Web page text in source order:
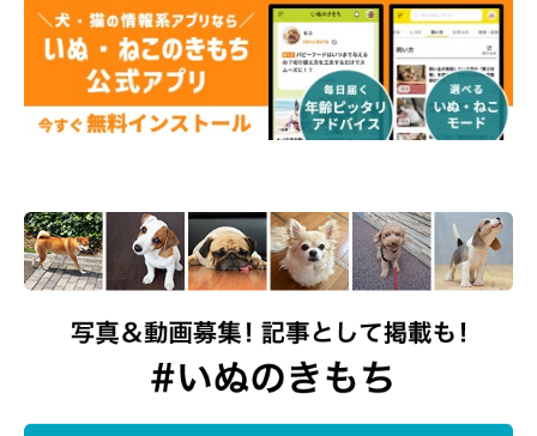
犬 まったく動く気のない“落ち姿”にクスッと
する！
紹介するのは、X（旧Twitter）ユーザー@fuku_shiba29さんが「朝
から庭にお犬様が落ちてます」と投稿していた写真。リードをつけ
たまま庭でゴロンと“ヘソ天”をしている愛犬・福ちゃん（撮影時6
才／柴犬）が写っています。飼い主さんによると、とある朝の出勤
前の光景だそう。散歩から帰ってきた福ちゃんは庭で座り込んでし
まい、挙げ句の果てに寝転がって“拒否柴”をしていたのだとか！
関連記事:
ひなたぼっこ中の柴犬の『最高のニコニコ顔』
年11月に「なんてかわいい笑顔」と投稿していた写真。玄関先でひ
なたぼっこをしながら、ニコニコ笑顔を見せている愛犬・福ちゃん
（撮影時5才／柴犬）が写っています。見ているこちらまで釣られ
て笑顔になってしまうような、最高の笑顔を見せる福ちゃんについ
て、飼い主さんに話を聞きました。
関連記事:
朝の散歩後の「足拭き中」に、抱っこされたま
ま寝てしまう犬 毎回見られる「されるがま
ま」な姿にキュン！
紹介するのは、X（旧Twitter）ユーザー@fuku_shiba29さんが投稿
していた、こちらの写真。そこには、飼い主さんの腕の中で目を閉
じ、気持ちよさそうにしている愛犬・福ちゃん（撮影時5才／柴
犬）の姿が写っています。のんびりまったりタイムに撮影した写真
（監修：いぬのきもち獣医師相談室 獣医師・岡本りさ先生）